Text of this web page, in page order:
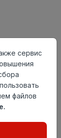
сервис
файлов